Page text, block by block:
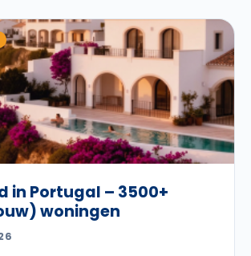
in Portugal – 3500+
woningen